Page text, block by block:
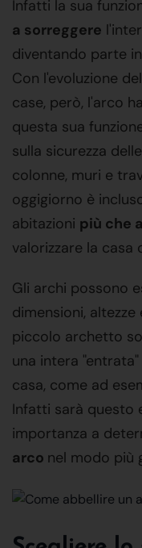
Infatti la sua
a sorreggere
diventando parte
Con l'evoluzione
case, però, l'arco
questa sua
sulla sicurezza
colonne, muri e
oggigiorno è
abitazioni più che
valorizzare la casa
Gli archi possono
dimensioni,
piccolo archetto
una intera
casa, come ad
Infatti sarà questo
importanza a
arco nel modo più